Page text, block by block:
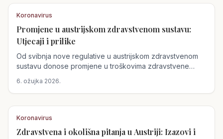
Koronavirus
Promjene u austrijskom zdravstvenom sustavu:
Utjecaji i prilike
Od svibnja nove regulative u austrijskom zdravstvenom
sustavu donose promjene u troškovima zdravstvene
prijevoze može utjecati na pristup zdravstvenoj skrbi,
dok nedostatak tjelesne aktivnosti pogoršava
zdravstvene probleme.
6. ožujka 2026.
Koronavirus
Zdravstvena i okolišna pitanja u Austriji: Izazovi i